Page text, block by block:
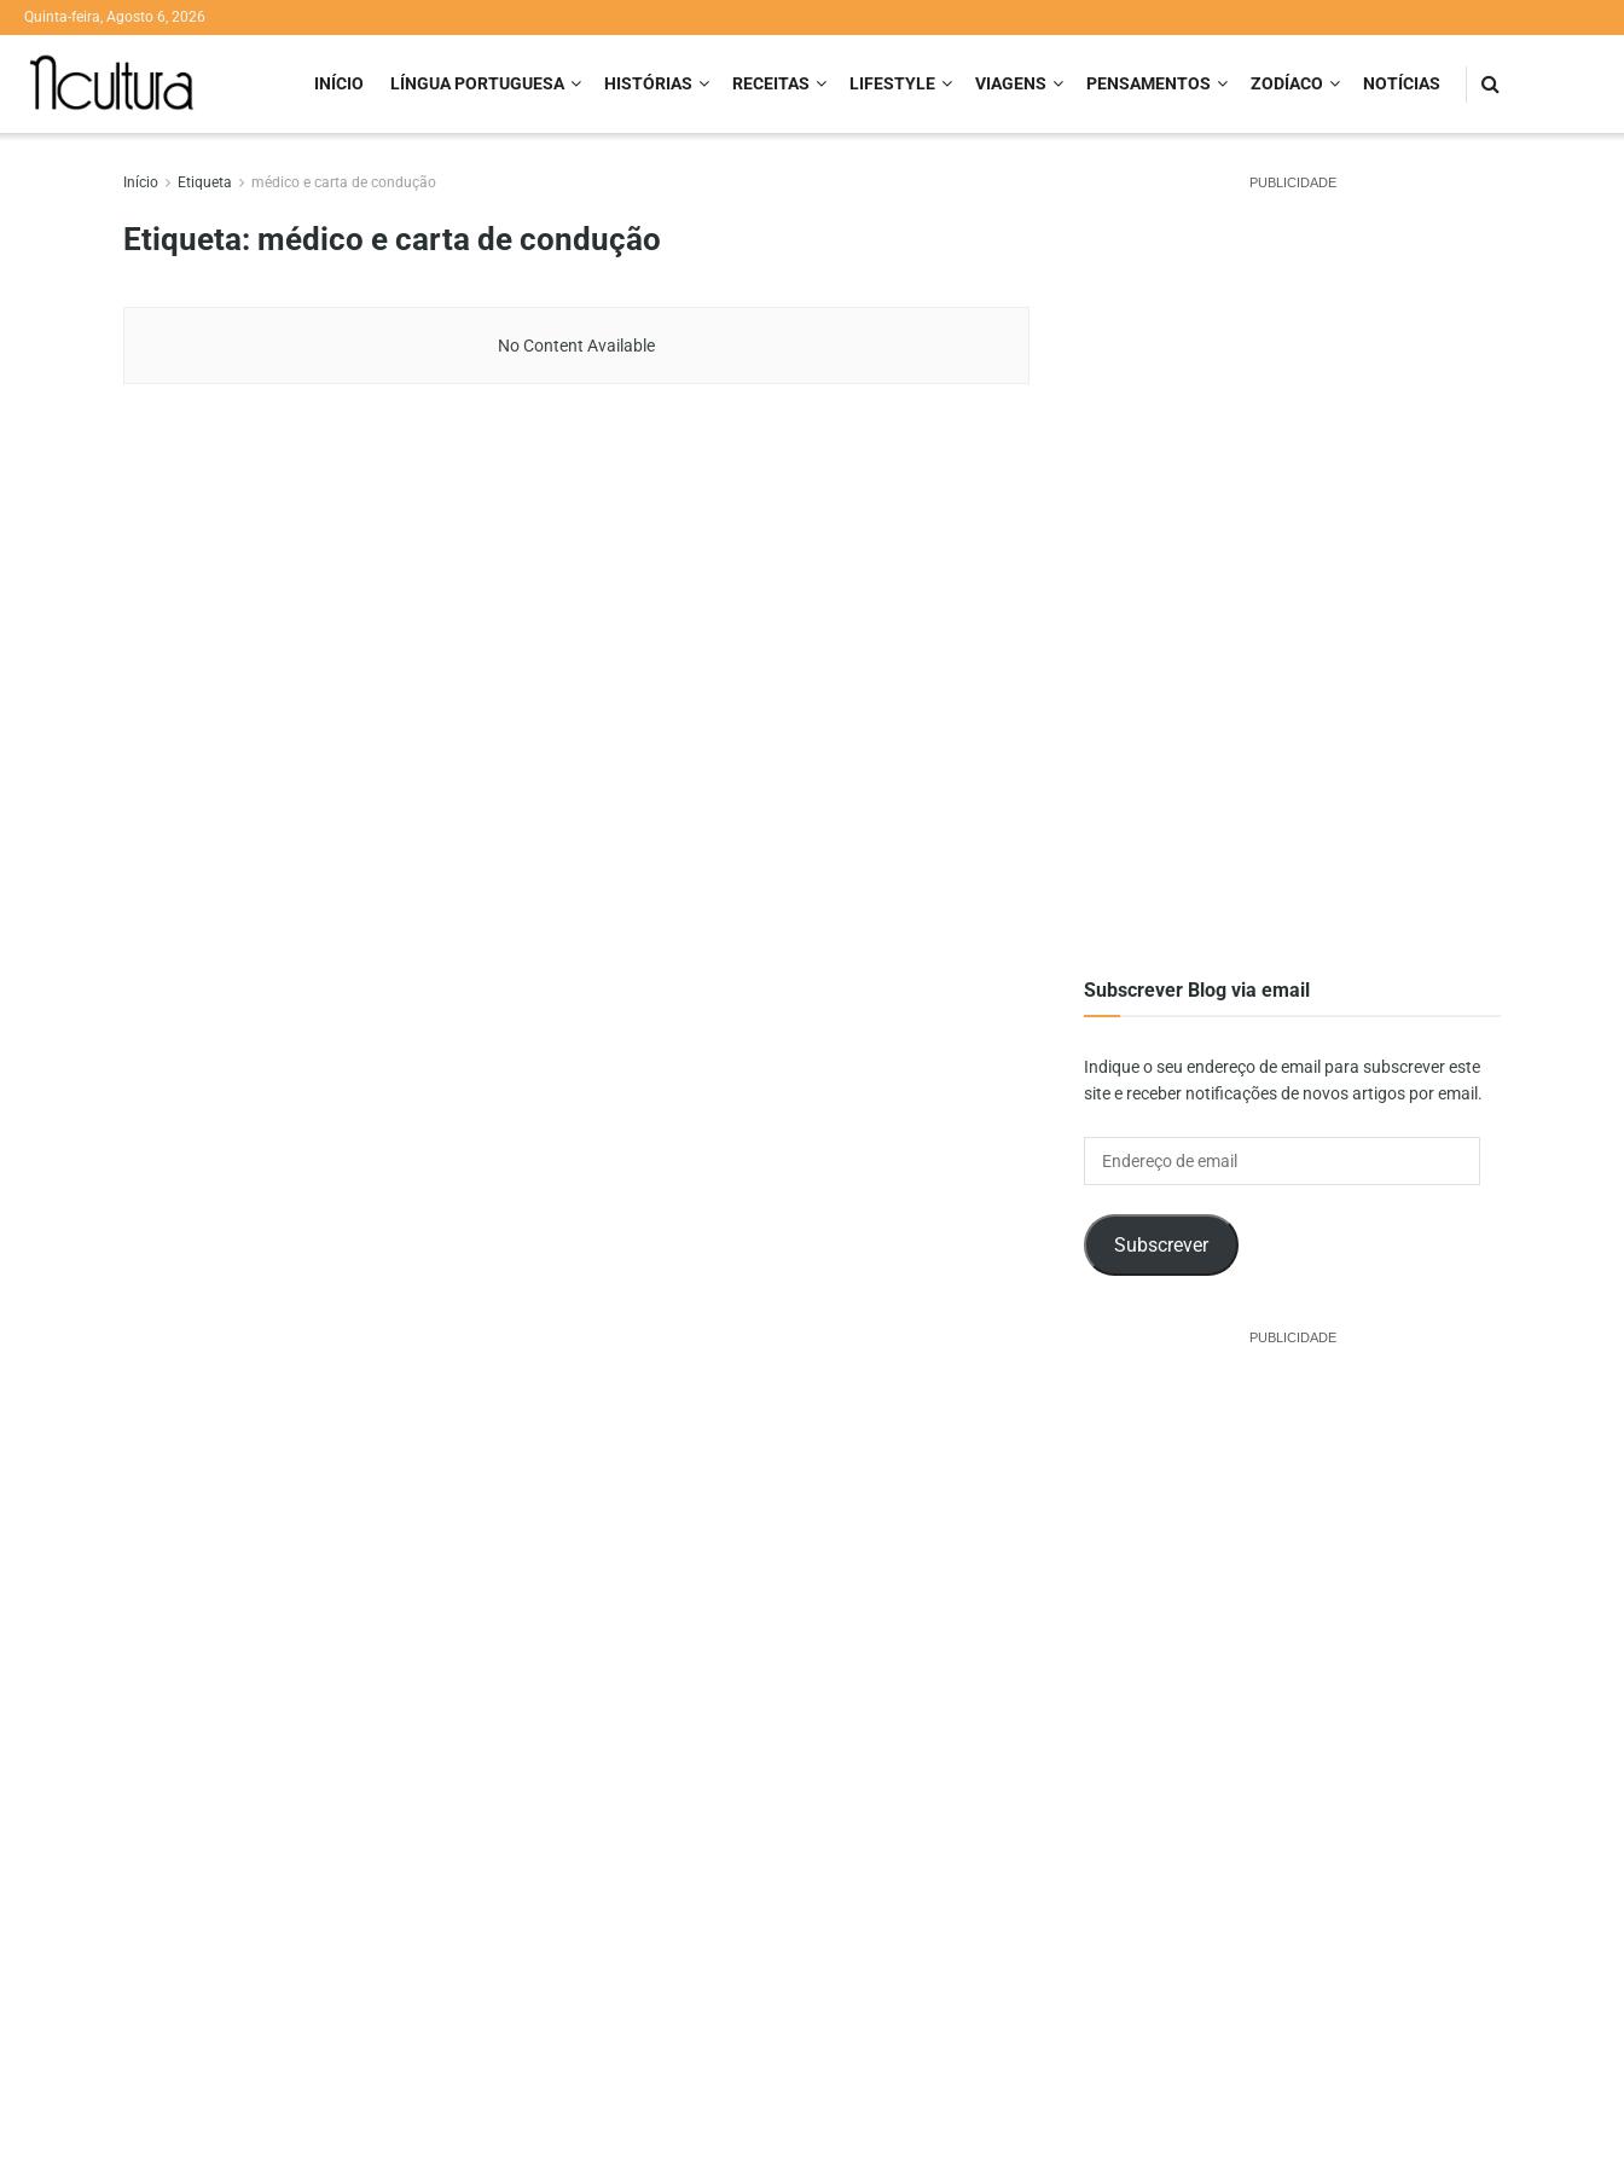
Quinta-feira, Agosto 6, 2026
INÍCIO LÍNGUA PORTUGUESA HISTÓRIAS RECEITAS LIFESTYLE VIAGENS PENSAMENTOS ZODÍACO NOTÍCIAS
Início Etiqueta médico e carta de condução
Etiqueta: médico e carta de condução
No Content Available
PUBLICIDADE
Subscrever Blog via email
Indique o seu endereço de email para subscrever este
site e receber notificações de novos artigos por email.
Subscrever
PUBLICIDADE